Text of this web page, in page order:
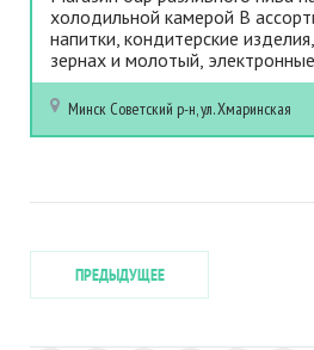
холодильной камерой В
напитки, кондитерские
зернах и молотый,
Минск Советский р-н, ул. Хмаринская
ПРЕДЫДУЩЕЕ